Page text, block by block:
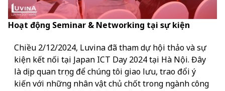
Hoạt động Seminar & Networking tại sự kiện
Chiều 2/12/2024, Luvina đã tham dự hội thảo và sự
kiện kết nối tại Japan ICT Day 2024 tại Hà Nội. Đây
là dịp quan trọng để chúng tôi giao lưu, trao đổi ý
kiến với những nhân vật chủ chốt trong ngành công